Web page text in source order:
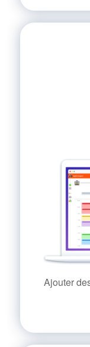
Ajouter